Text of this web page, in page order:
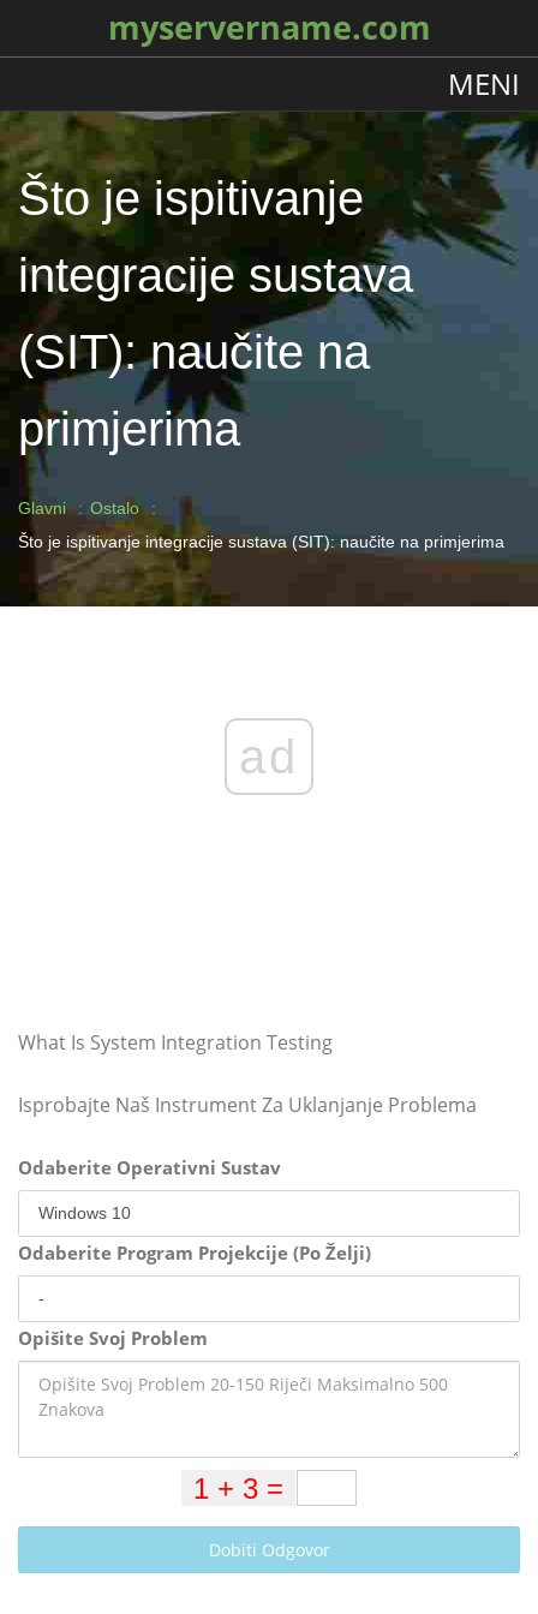
myservername.com
MENI
Što je ispitivanje
integracije sustava
(SIT): naučite na
primjerima
Glavni
Ostalo
Što je ispitivanje integracije sustava (SIT): naučite na primjerima
ad
What Is System Integration Testing
Isprobajte Naš Instrument Za Uklanjanje Problema
Odaberite Operativni Sustav
Odaberite Program Projekcije (Po Želji)
Opišite Svoj Problem
Dobiti Odgovor